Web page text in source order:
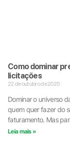
Como dominar
licitações
22 de outubro de 2025
Dominar o universo
quem quer fazer do
faturamento. Mas
Leia mais »